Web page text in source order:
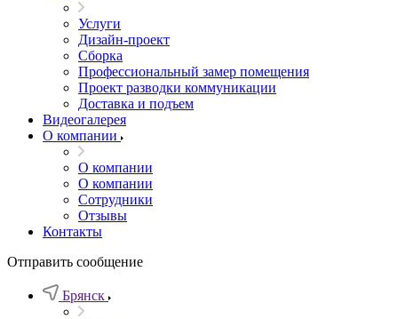
Услуги
Дизайн-проект
Сборка
Профессиональный замер помещения
Проект разводки коммуникации
Доставка и подъем
Видеогалерея
О компании
О компании
О компании
Сотрудники
Отзывы
Контакты
Отправить сообщение
Брянск